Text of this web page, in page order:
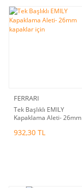
FERRARI
Tek Başlıklı EMILY
Kapaklama Aleti- 26mm
932,30 TL